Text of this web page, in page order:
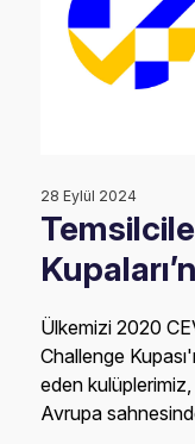
28 Eylül 2024
Ülkemizi 2020
Challenge
eden
Avrupa